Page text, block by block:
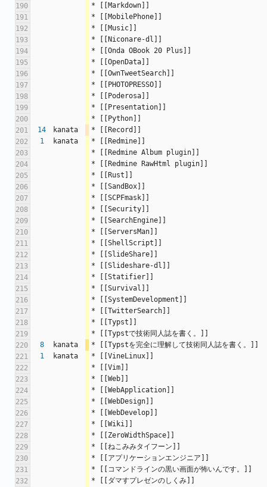
190
* [[Markdown]]
191
* [[MobilePhone]]
192
* [[Music]]
193
* [[Niconare-dl]]
194
* [[Onda OBook 20 Plus]]
195
* [[OpenData]]
196
* [[OwnTweetSearch]]
197
* [[PHOTOPRESSO]]
198
* [[Poderosa]]
199
* [[Presentation]]
200
* [[Python]]
201
14 kanata
* [[Record]]
202
1 kanata
* [[Redmine]]
203
* [[Redmine Album plugin]]
204
* [[Redmine RawHtml plugin]]
205
* [[Rust]]
206
* [[SandBox]]
207
* [[SCPFmask]]
208
* [[Security]]
209
* [[SearchEngine]]
210
* [[ServersMan]]
211
* [[ShellScript]]
212
* [[SlideShare]]
213
* [[Slideshare-dl]]
214
* [[Statifier]]
215
* [[Survival]]
216
* [[SystemDevelopment]]
217
* [[TwitterSearch]]
218
* [[Typst]]
219
* [[Typstで技術同人誌を書く。]]
220
8 kanata
* [[Typstを完全に理解して技術同人誌を書く。]]
221
1 kanata
* [[VineLinux]]
222
* [[Vim]]
223
* [[Web]]
224
* [[WebApplication]]
225
* [[WebDesign]]
226
* [[WebDevelop]]
227
* [[Wiki]]
228
* [[ZeroWidthSpace]]
229
* [[ねこみみタイフーン]]
230
* [[アプリケーションエンジニア]]
231
* [[コマンドラインの黒い画面が怖いんです。]]
232
* [[ダマすプレゼンのしくみ]]